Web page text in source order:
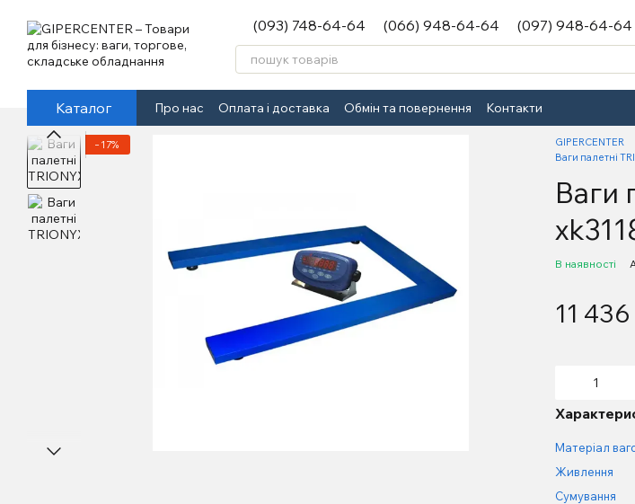
(093) 748-64-64 (066) 948-64-64 (097) 948-64-64
Каталог Про нас Оплата і доставка Обмін та повернення Контакти
−17% GIPERCENTER
Ваги палетні
Ваги
В наявності
11
Матеріал
Живлення
Сумування